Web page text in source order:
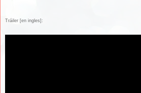
Tráiler [en ingles]: